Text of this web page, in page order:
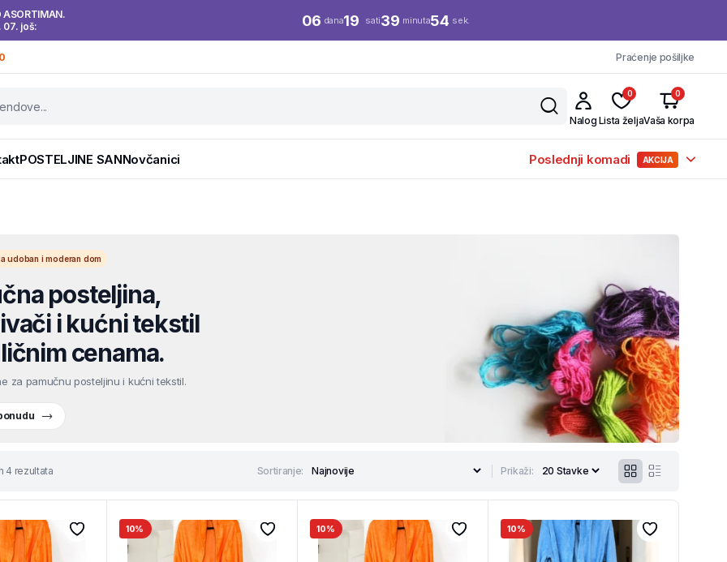
ASORTIMAN.
07. još:
06 dana19 sati39 minuta53 sek.
Praćenje pošiljke
Nalog
0
Lista želja
0
Vaša korpa
POSTELJINE SANNovčanici Poslednji komadi AKCIJA
udoban i moderan dom
posteljina,
i kućni tekstil
cenama.
za pamučnu posteljinu i kućni tekstil.
4 rezultata Sortiranje: Prikaži:
10% 10% 10%